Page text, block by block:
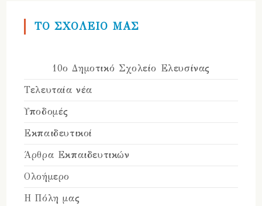
ΤΟ ΣΧΟΛΕΙΟ ΜΑΣ
10ο Δημοτικό Σχολείο Ελευσίνας
Τελευταία νέα
Υποδομές
Εκπαιδευτικοί
Άρθρα Εκπαιδευτικών
Ολοήμερο
Η Πόλη μας